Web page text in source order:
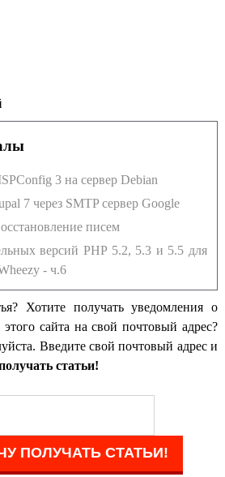
3 на сервер Debian
7 через SMTP сервер Google
писем
версий PHP 5.2, 5.3 и 5.5 для
- ч.6
Хотите получать уведомления о
сайта на свой почтовый адрес?
Введите свой почтовый адрес и
статьи!